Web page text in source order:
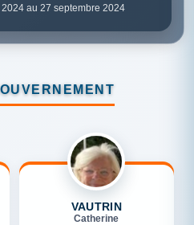
2024 au 27 septembre 2024
VAUTRIN
Catherine